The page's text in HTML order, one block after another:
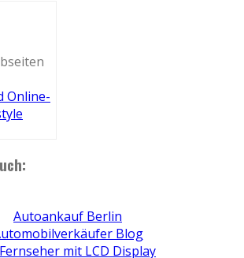
Online-
Autoankauf Berlin
Blog
mit LCD Display